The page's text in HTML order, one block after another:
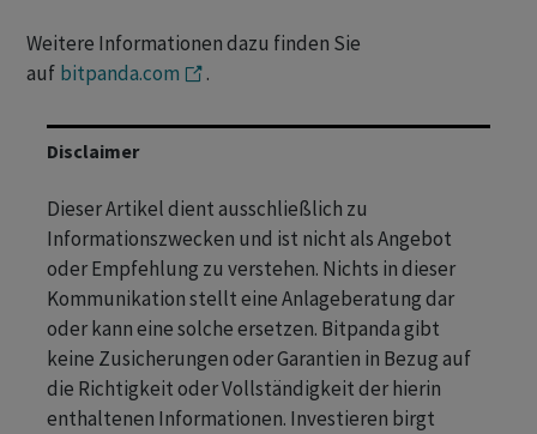
Weitere Informationen dazu finden Sie
auf bitpanda.com .
Disclaimer
Dieser Artikel dient ausschließlich zu
Informationszwecken und ist nicht als Angebot
oder Empfehlung zu verstehen. Nichts in dieser
Kommunikation stellt eine Anlageberatung dar
oder kann eine solche ersetzen. Bitpanda gibt
keine Zusicherungen oder Garantien in Bezug auf
die Richtigkeit oder Vollständigkeit der hierin
enthaltenen Informationen. Investieren birgt